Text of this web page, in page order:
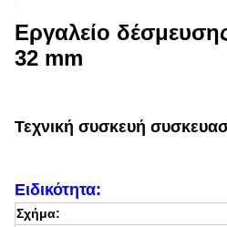
Εργαλείο
32 mm
Τεχνική συσκευή
Ειδικότητα:
Σχήμα: